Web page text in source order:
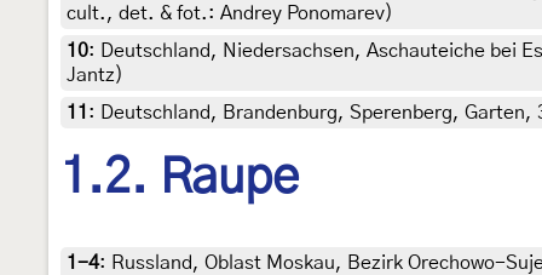
cult., det. & fot.: Andrey Ponomarev)
10:
Deutschland, Niedersachsen, Aschauteiche bei
Jantz)
11 : Deutschland, Brandenburg, Sperenberg,
1.2. Raupe
1-4: Russland, Oblast Moskau, Bezirk Orechowo-